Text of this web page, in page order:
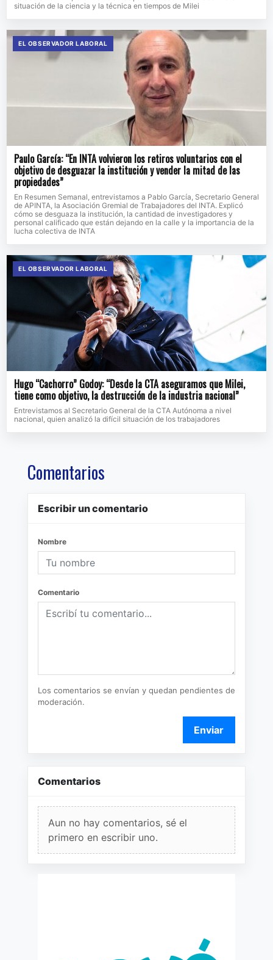
situación de la ciencia y la técnica en tiempos de Milei
EL OBSERVADOR LABORAL
Paulo García: “En INTA volvieron los retiros voluntarios con el
objetivo de desguazar la institución y vender la mitad de las
propiedades”
En Resumen Semanal, entrevistamos a Pablo García, Secretario General
de APINTA, la Asociación Gremial de Trabajadores del INTA. Explicó
cómo se desguaza la institución, la cantidad de investigadores y
personal calificado que están dejando en la calle y la importancia de la
lucha colectiva de INTA
EL OBSERVADOR LABORAL
Hugo “Cachorro” Godoy: “Desde la CTA aseguramos que Milei,
tiene como objetivo, la destrucción de la industria nacional”
Entrevistamos al Secretario General de la CTA Autónoma a nivel
nacional, quien analizó la difícil situación de los trabajadores
Comentarios
Escribir un comentario
Nombre
Comentario
Los comentarios se envían y quedan pendientes de
moderación.
Enviar
Comentarios
Aun no hay comentarios, sé el
primero en escribir uno.